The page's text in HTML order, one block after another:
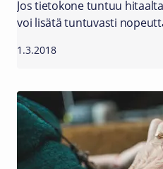
Jos tietokone tuntuu
voi lisätä tuntuvasti
1.3.2018